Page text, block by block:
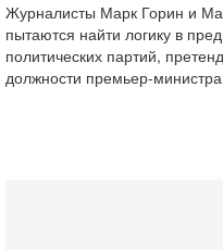
Журналисты Марк Горин и
пытаются найти логику в
политических партий,
должности премьер-министра